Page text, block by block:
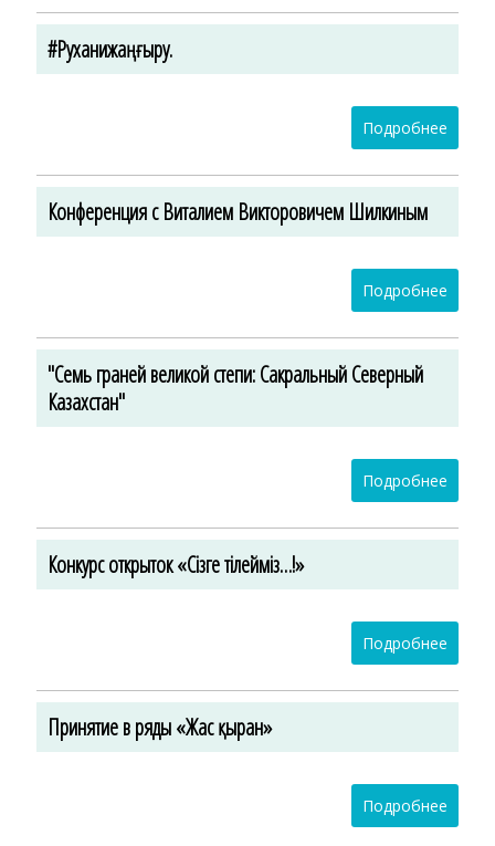
#Руханижаңғыру.
Подробнее
Конференция с Виталием Викторовичем Шилкиным
Подробнее
"Семь граней великой степи: Сакральный Северный
Казахстан"
Подробнее
Конкурс открыток «Сізге тілейміз…!»
Подробнее
Принятие в ряды «Жас қыран»
Подробнее